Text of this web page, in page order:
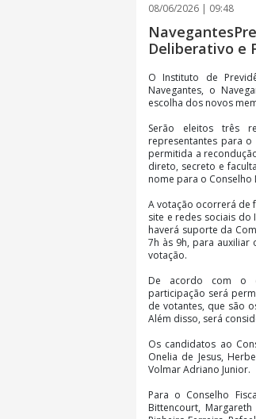
08/06/2026 | 09:48
Deliberativo e
O Instituto de
Navegantes, o
escolha dos novos
Serão eleitos três
representantes para
permitida a
direto, secreto e
nome para o Conselho
A votação ocorrerá de
site e redes sociais do
haverá suporte da
7h às 9h, para auxiliar
votação.
De acordo com o
participação será
de votantes, que são
Além disso, será
Os candidatos ao
Onelia de Jesus,
Volmar Adriano Junior.
Para o Conselho
Bittencourt,